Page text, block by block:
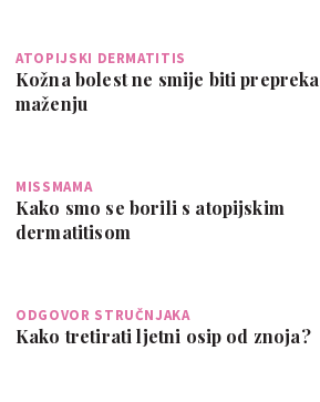
ATOPIJSKI DERMATITIS
Kožna bolest ne smije biti prepreka
maženju
MISSMAMA
Kako smo se borili s atopijskim
dermatitisom
ODGOVOR STRUČNJAKA
Kako tretirati ljetni osip od znoja?